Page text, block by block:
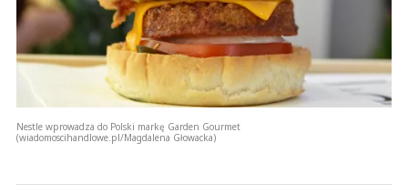
Nestle wprowadza do Polski markę Garden Gourmet
(wiadomoscihandlowe.pl/Magdalena Głowacka)